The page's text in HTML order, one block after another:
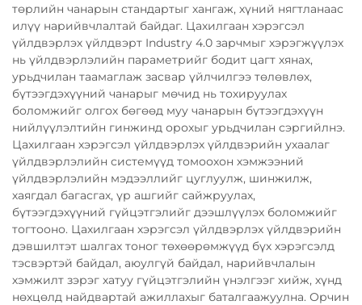
төрлийн чанарын стандартыг хангаж, хүний нягтланаас
илүү нарийвчлалтай байдаг. Цахилгаан хэрэгсэл
үйлдвэрлэх үйлдвэрт Industry 4.0 зарчмыг хэрэгжүүлэх
нь үйлдвэрлэлийн параметрийг бодит цагт хянах,
урьдчилан таамаглаж засвар үйлчилгээ төлөвлөх,
бүтээгдэхүүний чанарыг мөчид нь тохируулах
боломжийг олгох бөгөөд муу чанарын бүтээгдэхүүн
нийлүүлэлтийн гинжинд орохыг урьдчилан сэргийлнэ.
Цахилгаан хэрэгсэл үйлдвэрлэх үйлдвэрийн ухаалаг
үйлдвэрлэлийн системүүд томоохон хэмжээний
үйлдвэрлэлийн мэдээллийг цуглуулж, шинжилж,
хаягдал багасгах, үр ашгийг сайжруулах,
бүтээгдэхүүний гүйцэтгэлийг дээшлүүлэх боломжийг
тогтооно. Цахилгаан хэрэгсэл үйлдвэрлэх үйлдвэрийн
дэвшилтэт шалгах тоног төхөөрөмжүүд бүх хэрэгсэлд
тэсвэртэй байдал, аюулгүй байдал, нарийвчлалын
хэмжилт зэрэг хатуу гүйцэтгэлийн үнэлгээг хийж, хүнд
нөхцөлд найдвартай ажиллахыг баталгаажуулна. Орчин